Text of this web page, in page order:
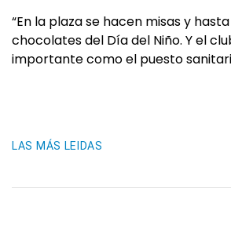
“En la plaza se hacen misas y
chocolates del Día del Niño. Y el
importante como el puesto
LAS MÁS LEIDAS